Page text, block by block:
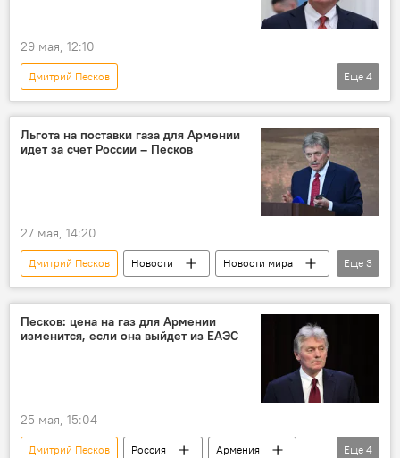
29 мая, 12:10
Дмитрий Песков
Спецоперация России по защите Донбасса
Новости мира
Украина Россия
Еще 4
Льгота на поставки газа для Армении
идет за счет России – Песков
27 мая, 14:20
Дмитрий Песков Новости
Новости мира
Армения
Россия Газ
Еще 3
Песков: цена на газ для Армении
изменится, если она выйдет из ЕАЭС
25 мая, 15:04
Дмитрий Песков Россия
Армения
Еще 4